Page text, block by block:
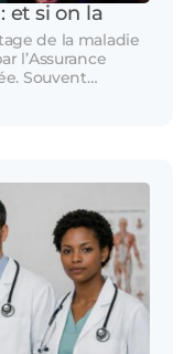
et si on la
de la maladie
l’Assurance
Souvent…